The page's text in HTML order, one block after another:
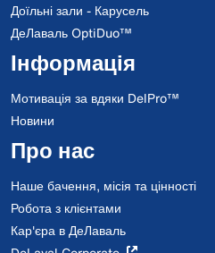
Доїльні зали - Карусель
ДеЛаваль OptiDuo™
Інформація
Мотивація за вдяки DelPro™
Новини
Про нас
Наше бачення, місія та цінності
Робота з клієнтами
Кар'єра в ДеЛаваль